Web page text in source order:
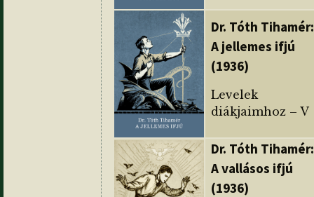
Dr. Tóth Tihamér:
A jellemes ifjú
(1936)
Levelek
diákjaimhoz – V
Dr. Tóth Tihamér:
A vallásos ifjú
(1936)